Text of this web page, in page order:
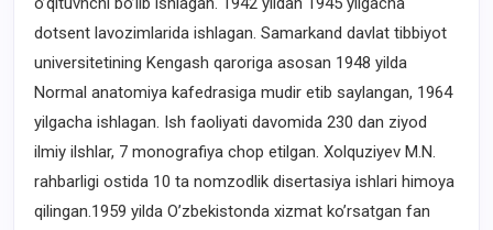
dotsent lavozimlarida ishlagan. Samarkand davlat tibbiyot
universitetining Kengash qaroriga asosan 1948 yilda
Normal anatomiya kafedrasiga mudir etib saylangan, 1964
yilgacha ishlagan. Ish faoliyati davomida 230 dan ziyod
ilmiy ilshlar, 7 monografiya chop etilgan. Xolquziyev M.N.
rahbarligi ostida 10 ta nomzodlik disertasiya ishlari himoya
qilingan.1959 yilda O’zbekistonda xizmat ko’rsatgan fan